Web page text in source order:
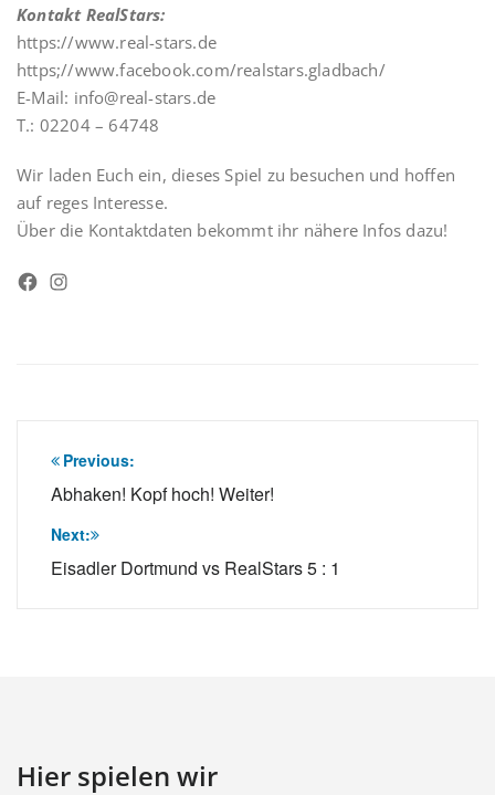
Kontakt RealStars:
https://www.real-stars.de
https;//www.facebook.com/realstars.gladbach/
E-Mail: info@real-stars.de
T.: 02204 – 64748
Wir laden Euch ein, dieses Spiel zu besuchen und hoffen
auf reges Interesse.
Über die Kontaktdaten bekommt ihr nähere Infos dazu!
Facebook
Instagram
Beitragsnavigation
Previous:
Abhaken! Kopf hoch! Weiter!
Next:
Eisadler Dortmund vs RealStars 5 : 1
Hier spielen wir